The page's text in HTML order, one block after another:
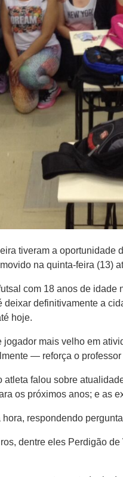
tiveram a
na quinta-feira (13)
com 18 anos de
definitivamente a
hoje.
mais velho em
— reforça o
falou sobre
os próximos anos; e as
respondendo
dentre eles Perdigão